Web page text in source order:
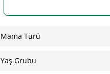
Mama Türü
Yaş Grubu